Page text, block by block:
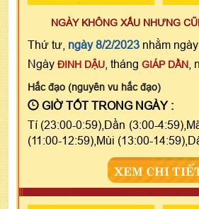
NGÀY KHÔNG XẤU NHƯNG
Thứ tư, ngày 8/2/2023 nhằm ngày
Ngày ĐINH DẬU , tháng GIÁP DẦN ,
Hắc đạo (nguyên vu hắc đạo)
GIỜ TỐT TRONG NGÀY :
Tí (23:00-0:59),Dần (3:00-
(11:00-12:59),Mùi (13:00-
XEM CHI